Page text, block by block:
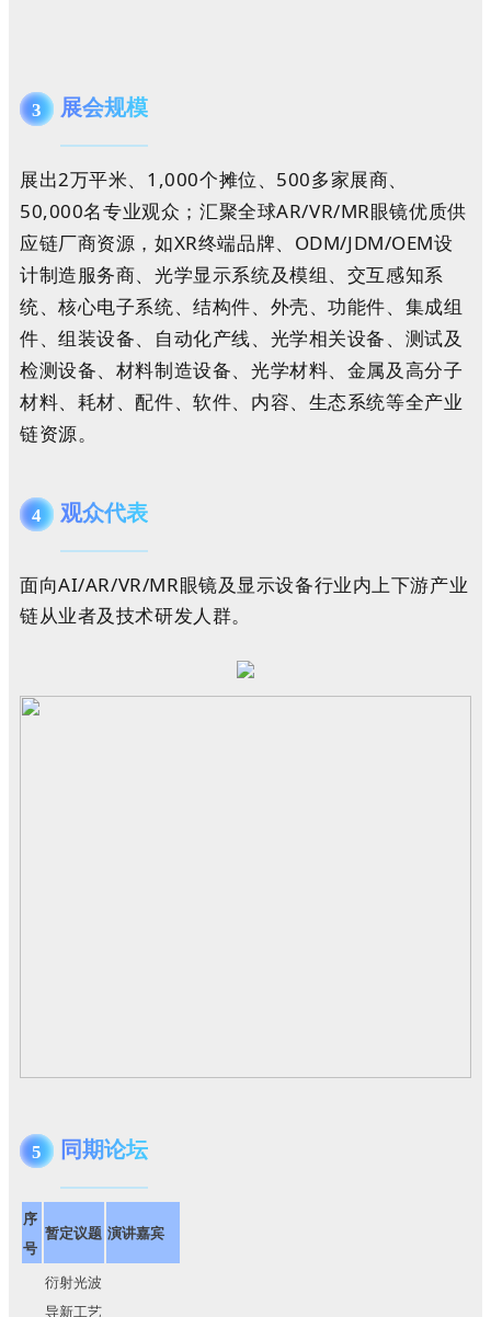
3 展会规模
展出2万平米、1,000个摊位、500多家展商、
50,000名专业观众；汇聚全球AR/VR/MR眼镜优质供
应链厂商资源，如XR终端品牌、ODM/JDM/OEM设
计制造服务商、光学显示系统及模组、交互感知系
统、核心电子系统、结构件、外壳、功能件、集成组
件、组装设备、自动化产线、光学相关设备、测试及
检测设备、材料制造设备、光学材料、金属及高分子
材料、耗材、配件、软件、内容、生态系统等全产业
链资源。
4 观众代表
面向AI/AR/VR/MR眼镜及显示设备行业内上下游产业
链从业者及技术研发人群。
5 同期论坛
序
号
暂定议题 演讲嘉宾
衍射光波
导新工艺